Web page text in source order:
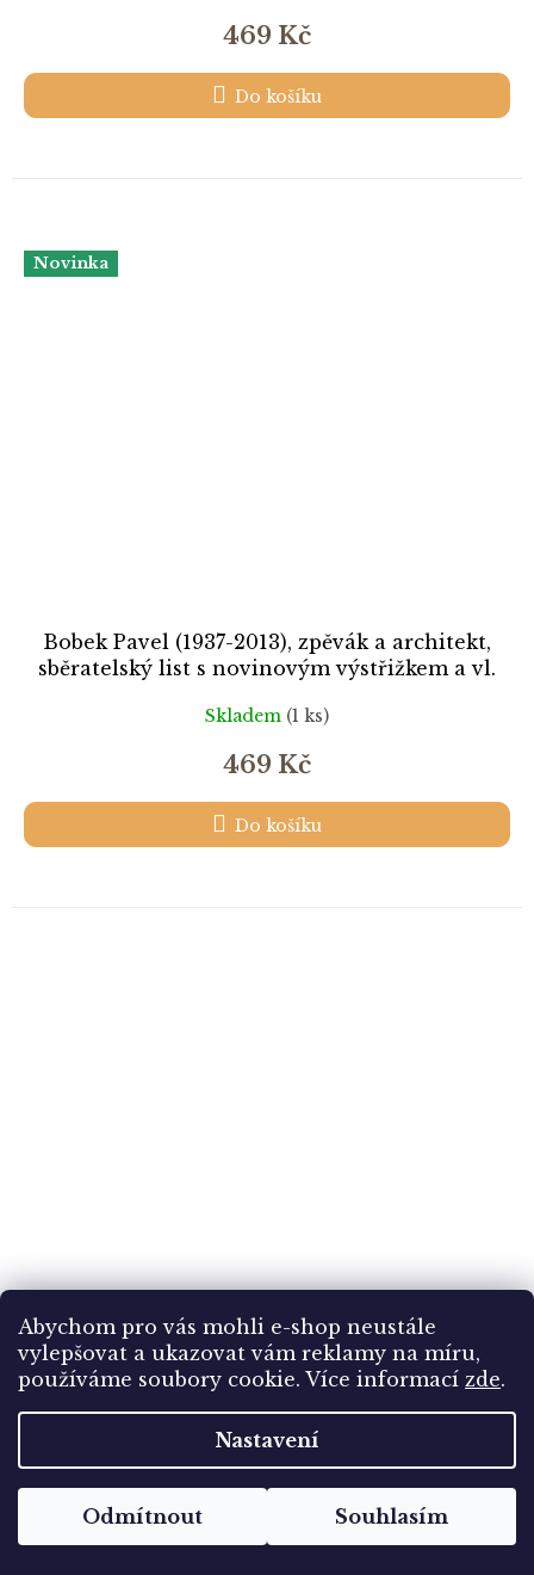
Abychom pro vás mohli e-shop neustále
vylepšovat a ukazovat vám reklamy na míru,
používáme soubory cookie. Více informací zde.
Nastavení
Odmítnout Souhlasím
469 Kč
Do košíku
Novinka
Bobek Pavel (1937-2013), zpěvák a architekt,
sběratelský list s novinovým výstřižkem a vl.
Skladem (1 ks)
469 Kč
Do košíku
Boček Vítězslav (1901-1961), český herec,
pohlednice s vl. podpisem
Skladem(1 ks)
969 Kč